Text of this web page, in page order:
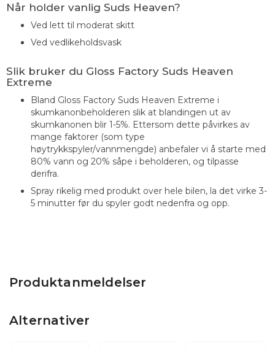
Produktanmeldelser
Alternativer
Når holder vanlig Suds Heaven?
Ved lett til moderat skitt
Ved vedlikeholdsvask
Slik bruker du Gloss Factory Suds Heaven
Extreme
Bland Gloss Factory Suds Heaven Extreme i
skumkanonbeholderen slik at blandingen ut av
skumkanonen blir 1-5%. Ettersom dette påvirkes av
mange faktorer (som type
høytrykkspyler/vannmengde) anbefaler vi å starte med
80% vann og 20% såpe i beholderen, og tilpasse
derifra.
Spray rikelig med produkt over hele bilen, la det virke 3-
5 minutter før du spyler godt nedenfra og opp.